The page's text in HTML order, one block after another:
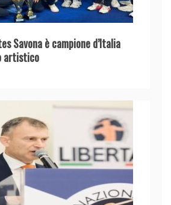
Savona è campione d’Italia
artistico